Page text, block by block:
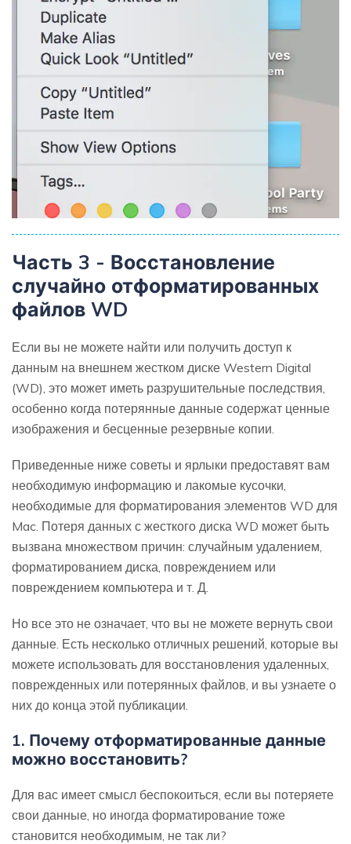
Часть 3 - Восстановление
случайно отформатированных
файлов WD
Если вы не можете найти или получить доступ к
данным на внешнем жестком диске Western Digital
(WD), это может иметь разрушительные последствия,
особенно когда потерянные данные содержат ценные
изображения и бесценные резервные копии.
Приведенные ниже советы и ярлыки предоставят вам
необходимую информацию и лакомые кусочки,
необходимые для форматирования элементов WD для
Mac. Потеря данных с жесткого диска WD может быть
вызвана множеством причин: случайным удалением,
форматированием диска, повреждением или
повреждением компьютера и т. Д.
Но все это не означает, что вы не можете вернуть свои
данные. Есть несколько отличных решений, которые вы
можете использовать для восстановления удаленных,
поврежденных или потерянных файлов, и вы узнаете о
них до конца этой публикации.
1. Почему отформатированные данные
можно восстановить?
Для вас имеет смысл беспокоиться, если вы потеряете
свои данные, но иногда форматирование тоже
становится необходимым, не так ли?